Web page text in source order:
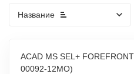
Название
ACAD MS SEL+
00092-12MO)